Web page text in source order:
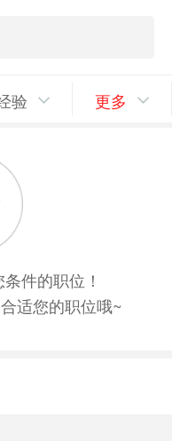
验 更多
件的职位！
适您的职位哦~